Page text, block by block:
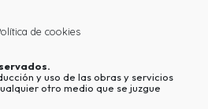
de cookies
y uso de las obras y servicios
otro medio que se juzgue